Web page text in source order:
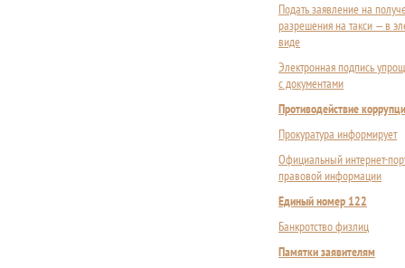
Подать заявление на
разрешения на такси — в
виде
Электронная подпись
с документами
Противодействие
Прокуратура информирует
Официальный интернет-
правовой информации
Единый номер 122
Банкротство физлиц
Памятки заявителям